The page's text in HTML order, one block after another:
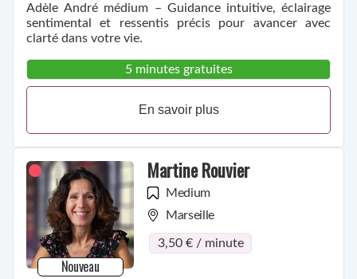
Adèle André médium – Guidance intuitive, éclairage
sentimental et ressentis précis pour avancer avec
clarté dans votre vie.
5 minutes gratuites
En savoir plus
Nouveau
Martine Rouvier
Medium
Marseille
3,50 € / minute